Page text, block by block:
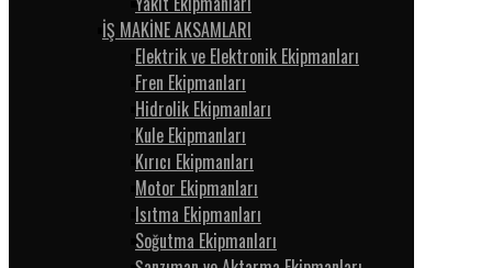
İŞ MAKİNE AKSAMLARI
Elektrik ve Elektronik Ekipmanları
Fren Ekipmanları
Hidrolik Ekipmanları
Kule Ekipmanları
Kırıcı Ekipmanları
Motor Ekipmanları
Isıtma Ekipmanları
Soğutma Ekipmanları